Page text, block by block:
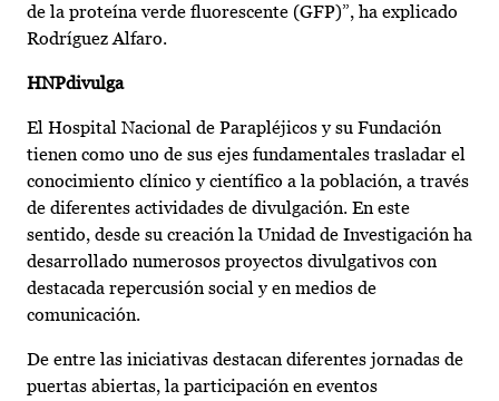
de la proteína verde fluorescente (GFP)”, ha explicado
Rodríguez Alfaro.
HNPdivulga
El Hospital Nacional de Parapléjicos y su Fundación
tienen como uno de sus ejes fundamentales trasladar el
conocimiento clínico y científico a la población, a través
de diferentes actividades de divulgación. En este
sentido, desde su creación la Unidad de Investigación ha
desarrollado numerosos proyectos divulgativos con
destacada repercusión social y en medios de
comunicación.
De entre las iniciativas destacan diferentes jornadas de
puertas abiertas, la participación en eventos